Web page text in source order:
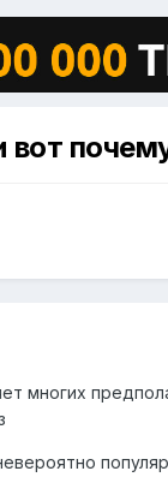
вот
многих